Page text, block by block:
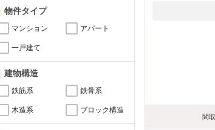
物件タイプ
マンション アパート
一戸建て
建物構造
鉄筋系 鉄骨系
木造系 ブロック構造
間